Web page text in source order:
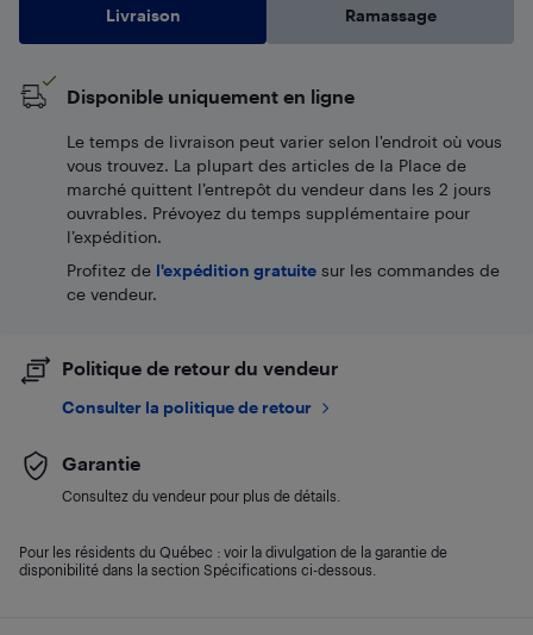
Livraison Ramassage
Disponible uniquement en ligne
Le temps de livraison peut varier selon l'endroit où vous
vous trouvez. La plupart des articles de la Place de
marché quittent l’entrepôt du vendeur dans les 2 jours
ouvrables. Prévoyez du temps supplémentaire pour
l’expédition.
Profitez de l'expédition gratuite sur les commandes de
ce vendeur.
Politique de retour du vendeur
Consulter la politique de retour
Garantie
Consultez du vendeur pour plus de détails.
Pour les résidents du Québec : voir la divulgation de la garantie de
disponibilité dans la section Spécifications ci-dessous.